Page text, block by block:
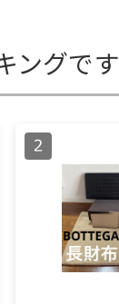
ングです